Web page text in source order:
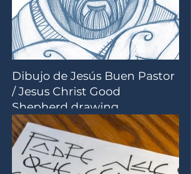
Dibujo de Jesús Buen Pastor
/ Jesus Christ Good
Shepherd drawing